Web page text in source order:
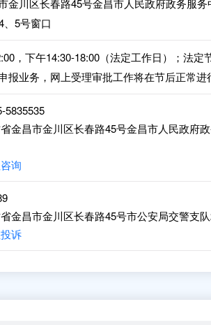
金川区长春路45号金昌市人民政府政务服
、5号窗口
，下午14:30-18:00（法定工作日）；法
报业务，网上受理审批工作将在节后正常进
5835535
金昌市金川区长春路45号金昌市人民政府
询
金昌市金川区长春路45号市公安局交警支队
诉